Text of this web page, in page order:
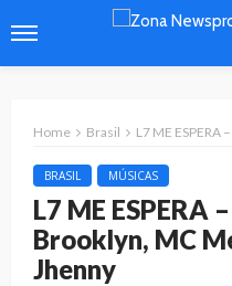
Home Brasil L7 ME ESPERA –
BRASIL MÚSICAS
L7 ME ESPERA
Brooklyn, MC
Jhenny